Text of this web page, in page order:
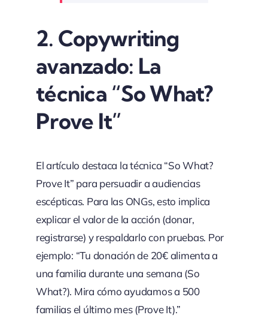
2. Copywriting
avanzado: La
técnica “So What?
Prove It”
El artículo destaca la técnica “So What?
Prove It” para persuadir a audiencias
escépticas. Para las ONGs, esto implica
explicar el valor de la acción (donar,
registrarse) y respaldarlo con pruebas. Por
ejemplo: “Tu donación de 20€ alimenta a
una familia durante una semana (So
What?). Mira cómo ayudamos a 500
familias el último mes (Prove It).”